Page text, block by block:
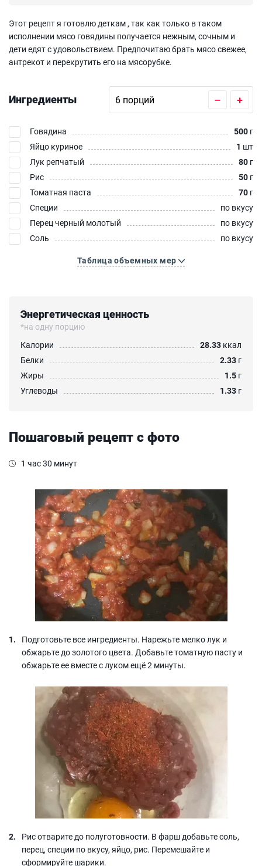
Этот рецепт я готовлю деткам , так как только в таком
исполнении мясо говядины получается нежным, сочным и
дети едят с удовольствием. Предпочитаю брать мясо свежее,
антрекот и перекрутить его на мясорубке.
Ингредиенты – +
Говядина 500 г
Яйцо куриное
1 шт
Лук репчатый
80 г
Рис
50 г
Томатная паста
70 г
Специи
по вкусу
Перец черный молотый
по вкусу
Соль
по вкусу
Таблица объемных мер
Энергетическая ценность
*на одну порцию
Калории
28.33 ккал
Белки
2.33 г
Жиры
1.5 г
Углеводы
1.33 г
Пошаговый рецепт с фото
1 час 30 минут
Подготовьте все ингредиенты. Нарежьте мелко лук и
обжарьте до золотого цвета. Добавьте томатную пасту и
обжарьте ее вместе с луком ещё 2 минуты.
Рис отварите до полуготовности. В фарш добавьте соль,
перец, специи по вкусу, яйцо, рис. Перемешайте и
сформируйте шарики.